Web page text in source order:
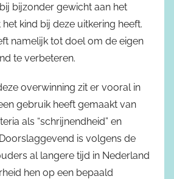
bijzonder gewicht aan het
kind bij deze uitkering heeft.
namelijk tot doel om de eigen
te verbeteren.
overwinning zit er vooral in
gebruik heeft gemaakt van
als “schrijnendheid” en
Doorslaggevend is volgens de
al langere tijd in Nederland
hen op een bepaald